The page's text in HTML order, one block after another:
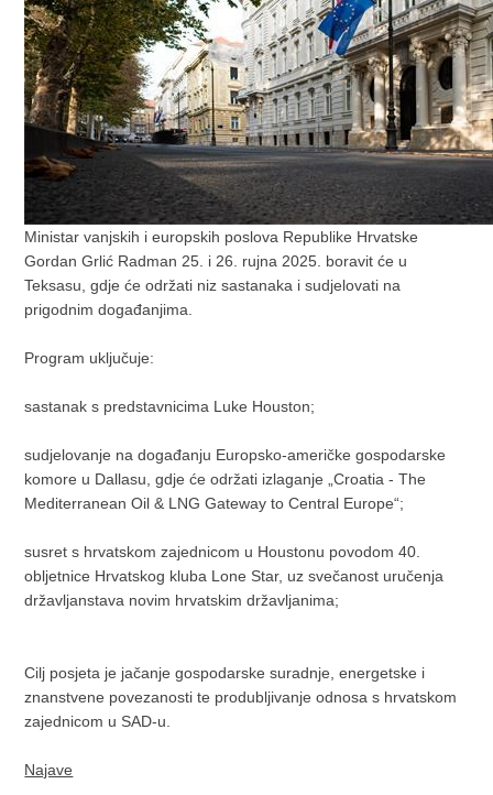
Ministar vanjskih i europskih poslova Republike Hrvatske
Gordan Grlić Radman 25. i 26. rujna 2025. boravit će u
Teksasu, gdje će održati niz sastanaka i sudjelovati na
prigodnim događanjima.
Program uključuje:
sastanak s predstavnicima Luke Houston;
sudjelovanje na događanju Europsko-američke gospodarske
komore u Dallasu, gdje će održati izlaganje „Croatia - The
Mediterranean Oil & LNG Gateway to Central Europe“;
susret s hrvatskom zajednicom u Houstonu povodom 40.
obljetnice Hrvatskog kluba Lone Star, uz svečanost uručenja
državljanstava novim hrvatskim državljanima;
Cilj posjeta je jačanje gospodarske suradnje, energetske i
znanstvene povezanosti te produbljivanje odnosa s hrvatskom
zajednicom u SAD-u.
Najave